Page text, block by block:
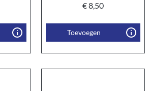
€8,50
Toevoegen